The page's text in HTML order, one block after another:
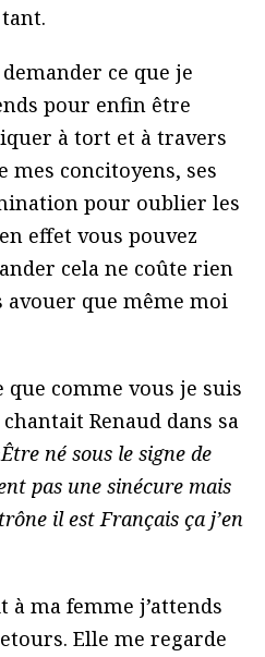
ce que je
pour enfin être
à tort et à travers
mes concitoyens, ses
pour oublier les
effet vous pouvez
cela ne coûte rien
avouer que même moi
que comme vous je suis
Renaud dans sa
Être né sous le signe de
pas une sinécure mais
il est Français ça j’en
ma femme j’attends
Elle me regarde